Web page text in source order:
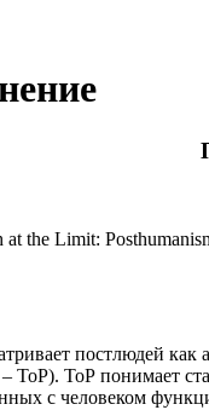
the Limit:
пост­лю­дей как
ТоР). ТоР пони­ма­ет
с чело­ве­ком